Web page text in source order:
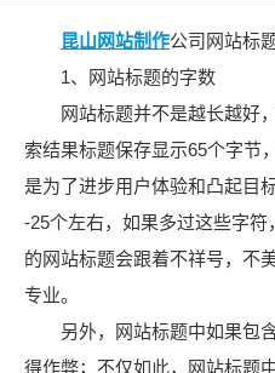
昆山网站制作公司网站标
1、网站标题的字数
网站标题并不是越长越好，
索结果标题保存显示65个字节
是为了进步用户体验和凸起目
-25个左右，如果多过这些字
的网站标题会跟着不祥号，不
专业。
另外，网站标题中如果包含
得作弊；不仅如此，网站标题